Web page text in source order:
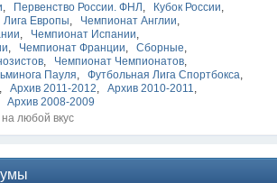
, Первенство России. ФНЛ , Кубок России,
Лига Европы, Чемпионат Англии,
, Чемпионат Испании,
, Чемпионат Франции, Сборные,
, Чемпионат Чемпионатов,
Пауля, Футбольная Лига Спортбокса,
, Архив 2011-2012, Архив 2010-2011,
Архив 2008-2009
любой вкус